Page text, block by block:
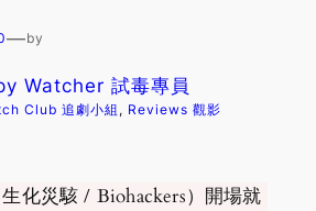
—by
Watcher 試毒專員
Club 追劇小組 , Reviews 觀影
生化災駭 / Biohackers）開場就